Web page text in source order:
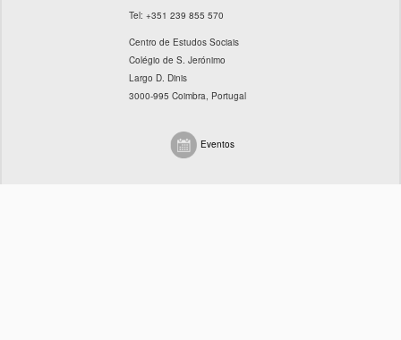
EQUIPO DE INVESTIGACIÓN
CONSULTORES/AS
IMAGE AND DESIGN
Tel: +351 239 855 570
Centro de Estudos Sociais
Colégio de S. Jerónimo
Largo D. Dinis
3000-995 Coimbra, Portugal
Eventos